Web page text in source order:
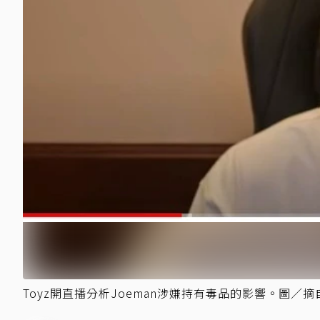
Toyz開直播分析Joeman涉嫌持有毒品的影響。圖／摘